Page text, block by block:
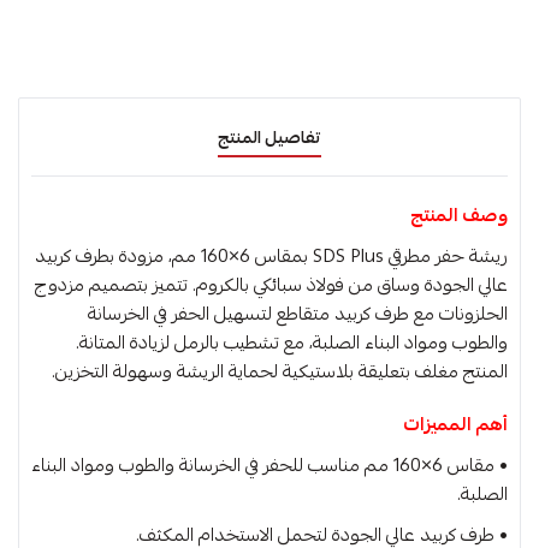
تفاصيل المنتج
وصف المنتج
ريشة حفر مطرقي SDS Plus بمقاس 6×160 مم، مزودة بطرف كربيد
عالي الجودة وساق من فولاذ سبائكي بالكروم. تتميز بتصميم مزدوج
الحلزونات مع طرف كربيد متقاطع لتسهيل الحفر في الخرسانة
والطوب ومواد البناء الصلبة، مع تشطيب بالرمل لزيادة المتانة.
المنتج مغلف بتعليقة بلاستيكية لحماية الريشة وسهولة التخزين.
أهم المميزات
• مقاس 6×160 مم مناسب للحفر في الخرسانة والطوب ومواد البناء
الصلبة.
• طرف كربيد عالي الجودة لتحمل الاستخدام المكثف.